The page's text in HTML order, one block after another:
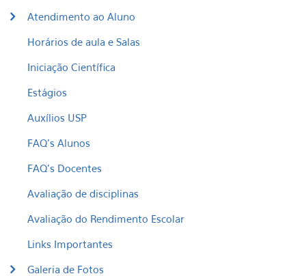
Atendimento ao Aluno
Horários de aula e Salas
Iniciação Científica
Estágios
Auxílios USP
FAQ's Alunos
FAQ's Docentes
Avaliação de disciplinas
Avaliação do Rendimento Escolar
Links Importantes
Galeria de Fotos